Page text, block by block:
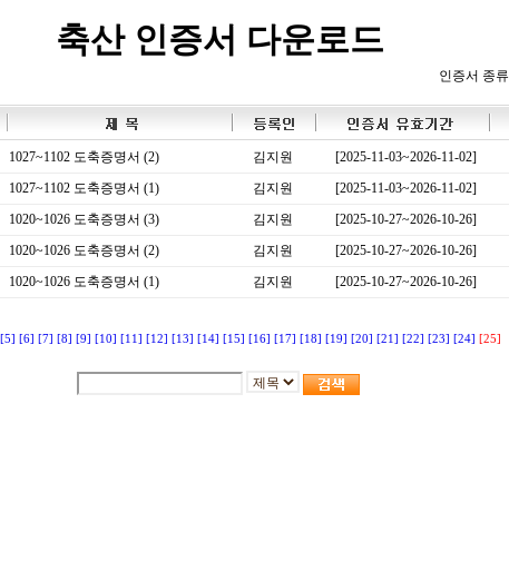
축산 인증서 다운로드
인증서 종류
1027~1102 도축증명서 (2) 김지원 [2025-11-03~2026-11-02]
1027~1102 도축증명서 (1) 김지원 [2025-11-03~2026-11-02]
1020~1026 도축증명서 (3) 김지원 [2025-10-27~2026-10-26]
1020~1026 도축증명서 (2) 김지원 [2025-10-27~2026-10-26]
1020~1026 도축증명서 (1) 김지원 [2025-10-27~2026-10-26]
[5] [6] [7] [8] [9] [10] [11] [12] [13] [14] [15] [16] [17] [18] [19] [20] [21] [22] [23] [24] [25]